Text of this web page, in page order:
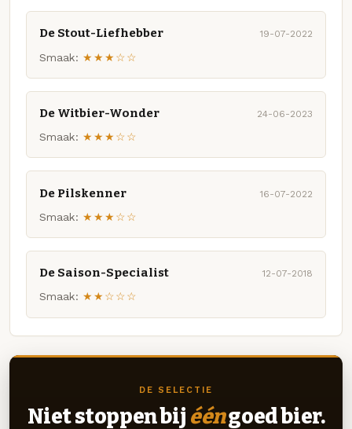
De Stout-Liefhebber 19-07-2022
Smaak: ★★★☆☆
De Witbier-Wonder 24-06-2023
Smaak: ★★★☆☆
De Pilskenner 16-07-2022
Smaak: ★★★☆☆
De Saison-Specialist 12-07-2018
Smaak: ★★☆☆☆
DE SELECTIE
Niet stoppen bij ééngoed bier.